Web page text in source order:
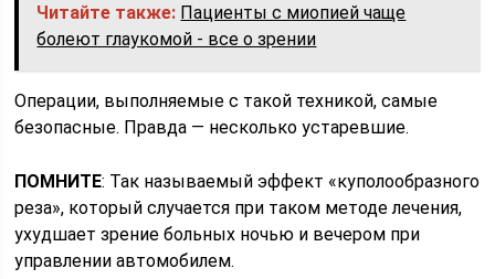
Читайте также: Пациенты с миопией чаще
болеют глаукомой - все о зрении
Операции, выполняемые с такой техникой, самые
безопасные. Правда — несколько устаревшие.
ПОМНИТЕ: Так называемый эффект «куполообразного
реза», который случается при таком методе лечения,
ухудшает зрение больных ночью и вечером при
управлении автомобилем.